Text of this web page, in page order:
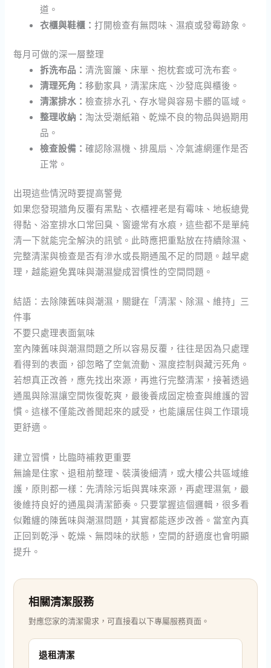
道。
衣櫃與鞋櫃：打開檢查有無悶味、濕痕或發霉跡象。
每月可做的深一層整理
拆洗布品：清洗窗簾、床單、抱枕套或可洗布套。
清理死角：移動家具，清潔床底、沙發底與櫃後。
清潔排水：檢查排水孔、存水彎與容易卡髒的區域。
整理收納： 淘汰受潮紙箱、乾燥不良的物品與過期用
品。
檢查設備：確認除濕機、排風扇、冷氣濾網運作是否
正常。
出現這些情況時要提高警覺
如果您發現牆角反覆有黑點、衣櫃裡老是有霉味、地板總覺
得黏、浴室排水口常回臭、窗邊常有水痕，這些都不是單純
清一下就能完全解決的訊號。此時應把重點放在持續除濕、
完整清潔與檢查是否有滲水或長期通風不足的問題。越早處
理，越能避免異味與潮濕變成習慣性的空間問題。
結語：去除陳舊味與潮濕，關鍵在「清潔、除濕、維持」三
件事
不要只處理表面氣味
室內陳舊味與潮濕問題之所以容易反覆，往往是因為只處理
看得到的表面，卻忽略了空氣流動、濕度控制與藏污死角。
若想真正改善，應先找出來源，再進行完整清潔，接著透過
通風與除濕讓空間恢復乾爽，最後養成固定檢查與維護的習
慣。這樣不僅能改善聞起來的感受，也能讓居住與工作環境
更舒適。
建立習慣，比臨時補救更重要
無論是住家、退租前整理、裝潢後細清，或大樓公共區域維
護，原則都一樣：先清除污垢與異味來源，再處理濕氣，最
後維持良好的通風與清潔節奏。只要掌握這個邏輯，很多看
似難纏的陳舊味與潮濕問題，其實都能逐步改善。當室內真
正回到乾淨、乾燥、無悶味的狀態，空間的舒適度也會明顯
提升。
相關清潔服務
對應您家的清潔需求，可直接看以下專屬服務頁面。
退租清潔